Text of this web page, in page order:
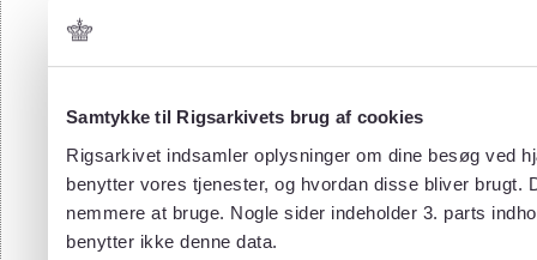
Samtykke til Rigsarkivets brug af cookies
Rigsarkivet indsamler oplysninger om dine besøg ved
benytter vores tjenester, og hvordan disse bliver
nemmere at bruge. Nogle sider indeholder 3. parts
benytter ikke denne data.
82
83
85
87
88
89
90